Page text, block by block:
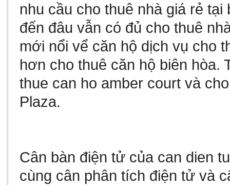
nhu cầu cho thuê nhà giá rẻ tại
đến đâu vẫn có đủ cho thuê
mới nổi vể căn hộ dịch vụ cho
hơn cho thuê căn hộ biên hòa.
thue can ho amber court và
Plaza.
Cân bàn điện tử của can dien tu
cùng cân phân tích điện tử và